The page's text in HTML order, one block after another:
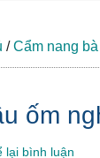
/ Cẩm nang
ốm
lại bình luận